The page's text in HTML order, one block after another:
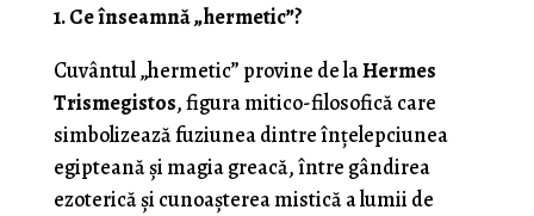
1. Ce înseamnă „hermetic”?
Cuvântul „hermetic” provine de laHermes
Trismegistos, figura mitico-filosofică care
simbolizează fuziunea dintre înțelepciunea
egipteană și magia greacă, între gândirea
ezoterică și cunoașterea mistică a lumii de